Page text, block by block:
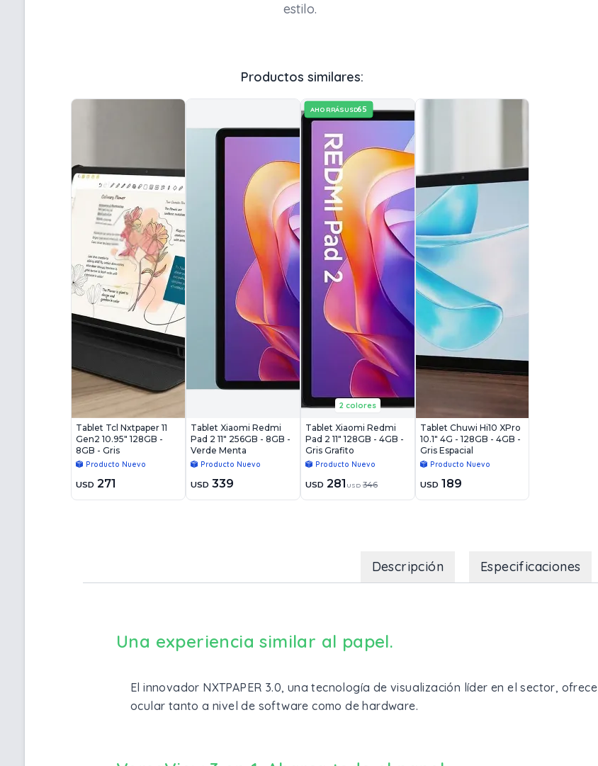
estilo.
Productos similares:
Tablet Tcl Nxtpaper 11
Gen2 10.95" 128GB -
8GB - Gris
Producto Nuevo
USD 271
Tablet Xiaomi Redmi
Pad 2 11" 256GB - 8GB -
Verde Menta
Producto Nuevo
USD 339
AHORRÁSUSD65
2 colores
Tablet Xiaomi Redmi
Pad 2 11" 128GB - 4GB -
Gris Grafito
Producto Nuevo
USD 281 USD 346
Tablet Chuwi Hi10 XPro
10.1" 4G - 128GB - 4GB -
Gris Espacial
Producto Nuevo
USD 189
Descripción Especificaciones
Una experiencia similar al papel.
El innovador NXTPAPER 3.0, una tecnología de visualización líder en el sector,
ocular tanto a nivel de software como de hardware.